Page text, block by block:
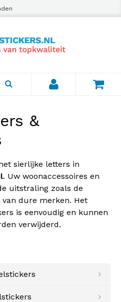
&
sierlijke letters in
. Uw woonaccessoires en
uitstraling zoals de
van dure merken. Het
is eenvoudig en kunnen
verwijderd.